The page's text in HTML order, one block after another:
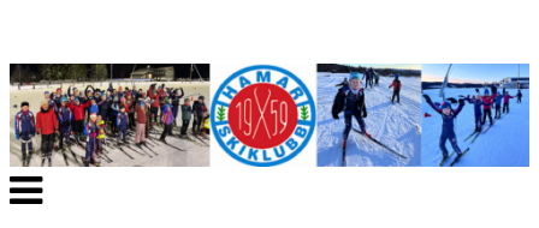
Veksle
navigasjon